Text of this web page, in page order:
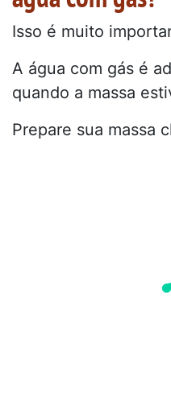
Isso é muito
A água com gás é
quando a massa
Prepare sua massa